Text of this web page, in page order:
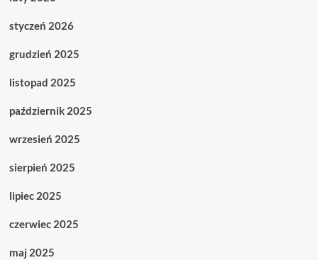
styczeń 2026
grudzień 2025
listopad 2025
październik 2025
wrzesień 2025
sierpień 2025
lipiec 2025
czerwiec 2025
maj 2025